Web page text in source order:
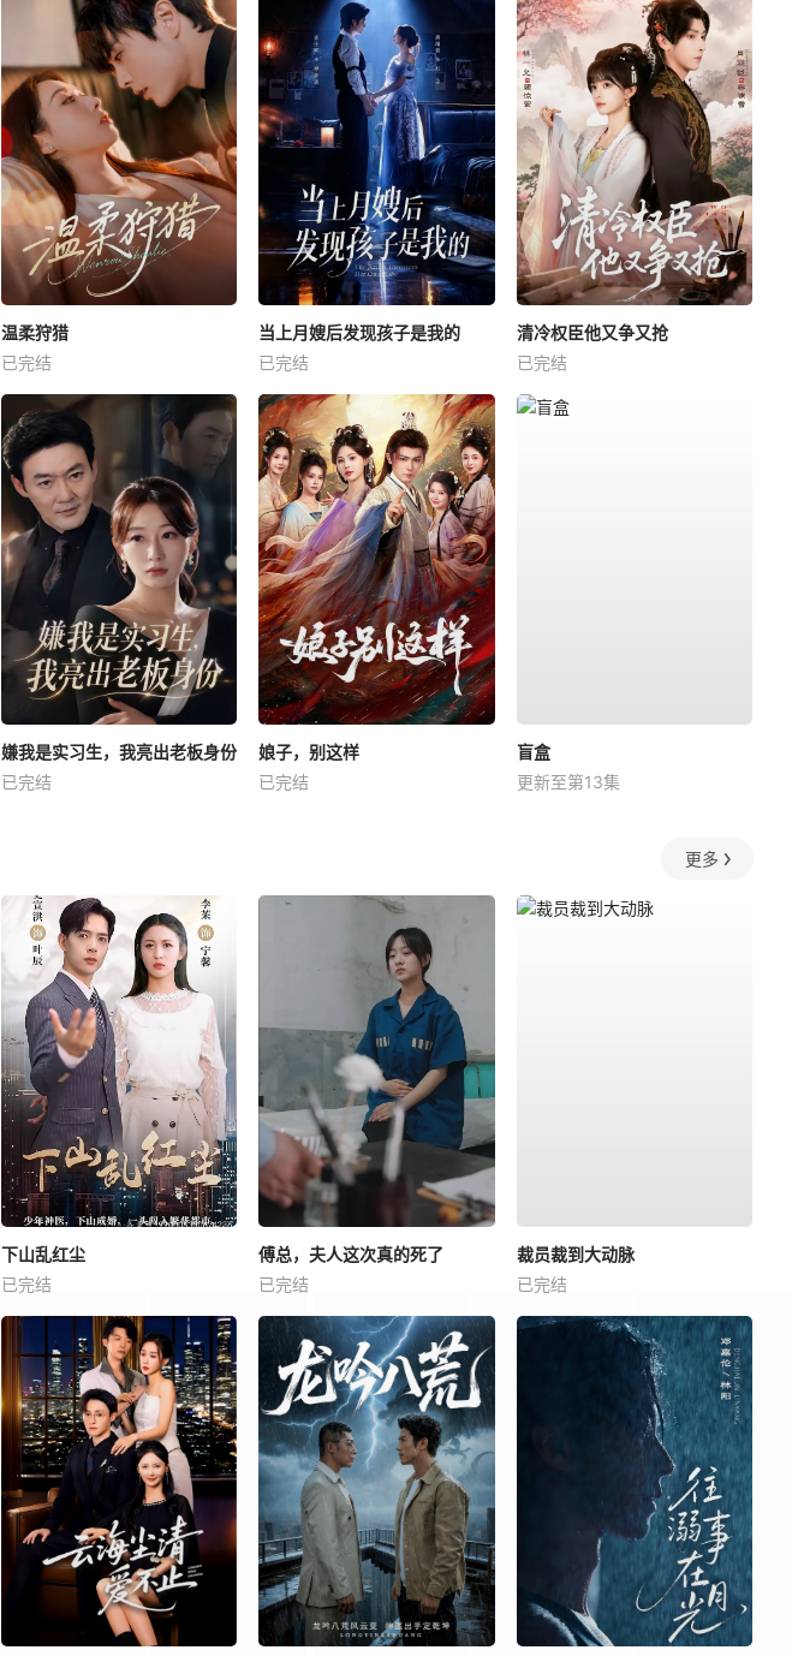
温柔狩猎
已完结
当上月嫂后发现孩子是我的
已完结
清冷权臣他又争又抢
已完结
嫌我是实习生，我亮出老板身份
已完结
娘子，别这样
已完结
盲盒
更新至第13集
更多
下山乱红尘
已完结
傅总，夫人这次真的死了
已完结
裁员裁到大动脉
已完结